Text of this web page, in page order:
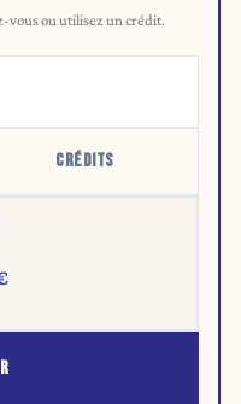
vous ou utilisez un crédit.
CRÉDITS